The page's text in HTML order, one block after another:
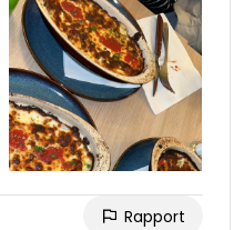
Rapport